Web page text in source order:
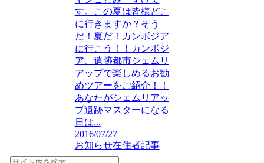
す。この夏は皆様どこ
に行きますか？そう
だ！夏だ！カンボジア
に行こう！！カンボジ
ア、遺跡都市シェムリ
アップで楽しめるお勧
めツアーをご紹介！！
あなたがシェムリアッ
プ遺跡マスターになる
日は...
2016/07/27
お知らせ在住者記事